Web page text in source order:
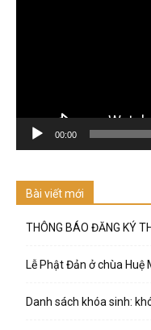
00:00
Bài viết mới
THÔNG BÁO ĐĂNG KÝ
Lễ Phật Đản ở chùa Huệ
Danh sách khóa sinh: